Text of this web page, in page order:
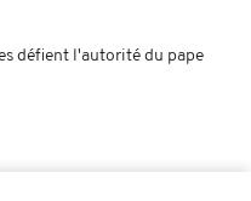
défient l'autorité du pape